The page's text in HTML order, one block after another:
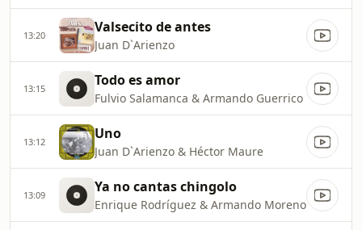
13:20 Valsecito de antes
Juan D`Arienzo
13:15 Todo es amor
Fulvio Salamanca & Armando Guerrico
13:12 Uno
Juan D`Arienzo & Héctor Maure
13:09 Ya no cantas chingolo
Enrique Rodríguez & Armando Moreno